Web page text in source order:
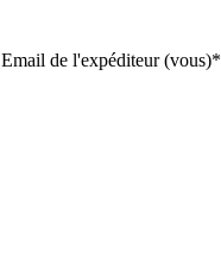
Email de l'expéditeur (vous)*